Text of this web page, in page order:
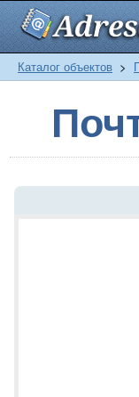
Каталог объектов >